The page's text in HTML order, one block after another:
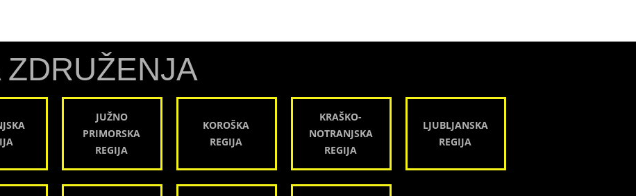
JUŽNO
PRIMORSKA
REGIJA
KOROŠKA
REGIJA
KRAŠKO-
NOTRANJSKA
REGIJA
LJUBLJANSKA
REGIJA